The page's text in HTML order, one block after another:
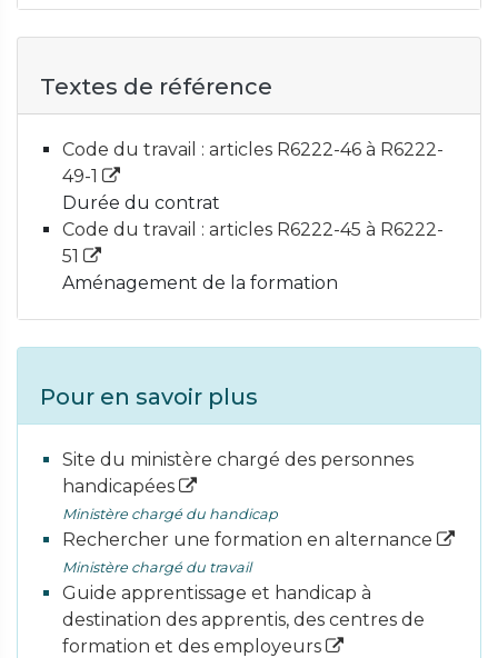
Textes de référence
Code du travail : articles R6222-46 à R6222-
49-1
Durée du contrat
Code du travail : articles R6222-45 à R6222-
51
Aménagement de la formation
Pour en savoir plus
Site du ministère chargé des personnes
handicapées
Ministère chargé du handicap
Rechercher une formation en alternance
Ministère chargé du travail
Guide apprentissage et handicap à
destination des apprentis, des centres de
formation et des employeurs